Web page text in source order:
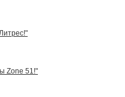
Zone 51!"